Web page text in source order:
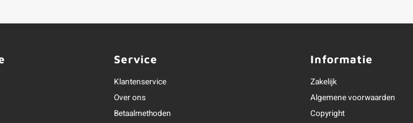
Service
Klantenservice
Over ons
Betaalmethoden
Informatie
Zakelijk
Algemene voorwaarden
Copyright